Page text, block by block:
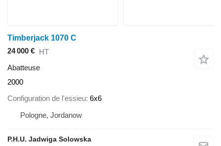
Timberjack 1070 C
24 000 € HT
Abatteuse
2000
Configuration de l'essieu 6x6
Pologne, Jordanow
P.H.U. Jadwiga Solowska